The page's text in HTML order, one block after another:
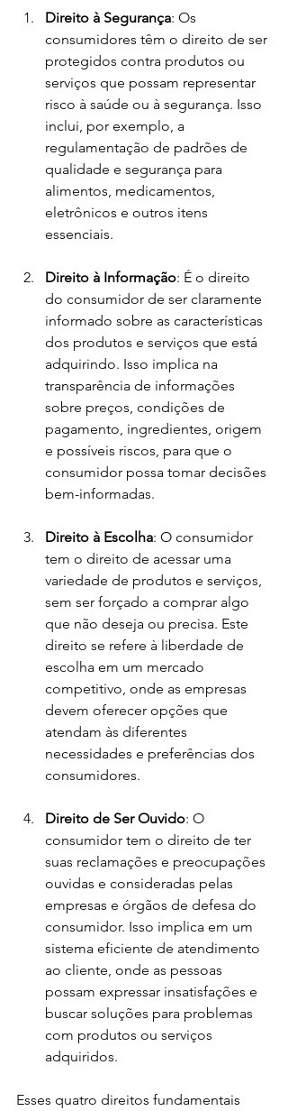
Direito à Segurança: Os
consumidores têm o direito de ser
protegidos contra produtos ou
serviços que possam representar
risco à saúde ou à segurança. Isso
inclui, por exemplo, a
regulamentação de padrões de
qualidade e segurança para
alimentos, medicamentos,
eletrônicos e outros itens
essenciais.
Direito à Informação: É o direito
do consumidor de ser claramente
informado sobre as características
dos produtos e serviços que está
adquirindo. Isso implica na
transparência de informações
sobre preços, condições de
pagamento, ingredientes, origem
e possíveis riscos, para que o
consumidor possa tomar decisões
bem-informadas.
Direito à Escolha: O consumidor
tem o direito de acessar uma
variedade de produtos e serviços,
sem ser forçado a comprar algo
que não deseja ou precisa. Este
direito se refere à liberdade de
escolha em um mercado
competitivo, onde as empresas
devem oferecer opções que
atendam às diferentes
necessidades e preferências dos
consumidores.
Direito de Ser Ouvido: O
consumidor tem o direito de ter
suas reclamações e preocupações
ouvidas e consideradas pelas
empresas e órgãos de defesa do
consumidor. Isso implica em um
sistema eficiente de atendimento
ao cliente, onde as pessoas
possam expressar insatisfações e
buscar soluções para problemas
com produtos ou serviços
adquiridos.
Esses quatro direitos fundamentais